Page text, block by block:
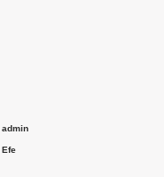
admin
Efe